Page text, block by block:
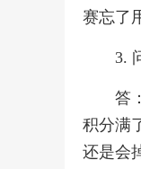
赛忘了
3.
答
积分满
还是会